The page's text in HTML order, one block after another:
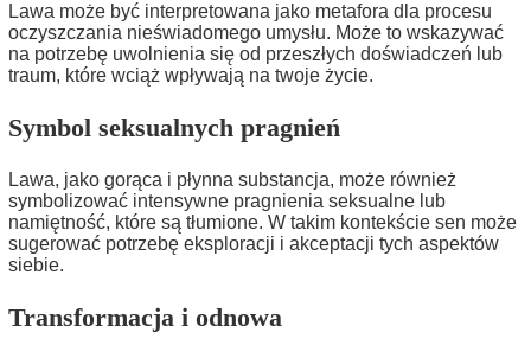
Lawa może być interpretowana jako metafora dla procesu
oczyszczania nieświadomego umysłu. Może to wskazywać
na potrzebę uwolnienia się od przeszłych doświadczeń lub
traum, które wciąż wpływają na twoje życie.
Symbol seksualnych pragnień
Lawa, jako gorąca i płynna substancja, może również
symbolizować intensywne pragnienia seksualne lub
namiętność, które są tłumione. W takim kontekście sen może
sugerować potrzebę eksploracji i akceptacji tych aspektów
siebie.
Transformacja i odnowa